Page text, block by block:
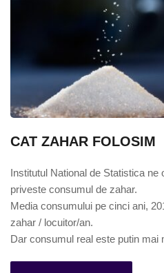
CAT ZAHAR FOLOSIM
Institutul National de Statistica ne
priveste consumul de zahar.
Media consumului pe cinci ani,
zahar / locuitor/an.
Dar consumul real este putin mai